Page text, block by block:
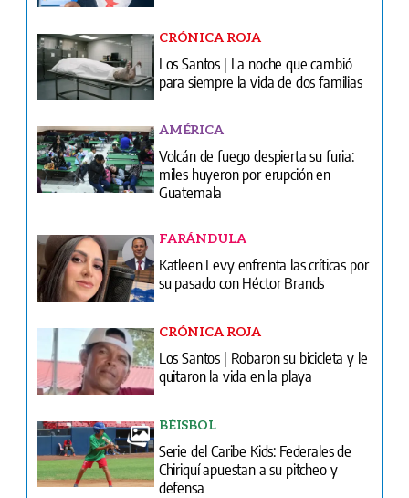
CRÓNICA ROJA
Los Santos | La noche que cambió
para siempre la vida de dos familias
AMÉRICA
Volcán de fuego despierta su furia:
miles huyeron por erupción en
Guatemala
FARÁNDULA
Katleen Levy enfrenta las críticas por
su pasado con Héctor Brands
CRÓNICA ROJA
Los Santos | Robaron su bicicleta y le
quitaron la vida en la playa
BÉISBOL
Serie del Caribe Kids: Federales de
Chiriquí apuestan a su pitcheo y
defensa